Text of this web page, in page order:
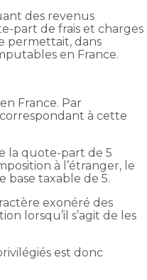
des revenus
part de frais et charges
permettait, dans
en France.
France. Par
à cette
la quote-part de 5
à l’étranger, le
base taxable de 5.
exonéré des
lorsqu’il s’agit de les
est donc